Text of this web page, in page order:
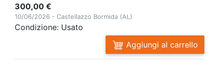
300,00 €
10/06/2026 - Castellazzo Bormida (AL)
Condizione: Usato
Aggiungi al carrello